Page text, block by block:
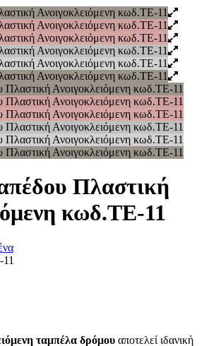
Πλαστική
κωδ.TE-11
ταμπέλα δρόμου αποτελεί ιδανική